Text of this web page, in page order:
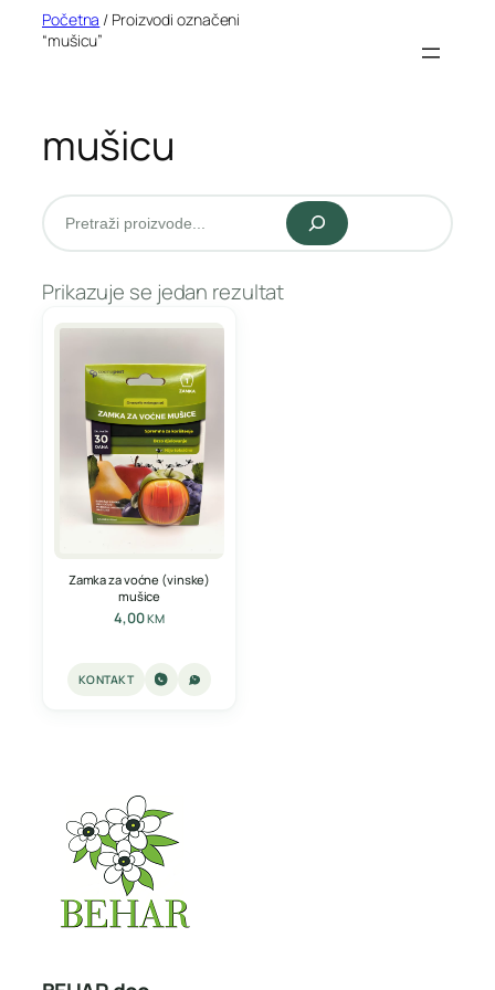
Početna / Proizvodi označeni
“mušicu”
mušicu
Pretraži
Prikazuje se jedan rezultat
Zamka za voćne (vinske)
mušice
4,00KM
KONTAKT